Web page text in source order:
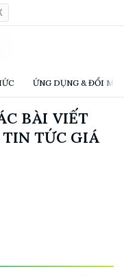
ỨNG DỤNG & ĐỔI
BÀI VIẾT
TỨC GIÁ